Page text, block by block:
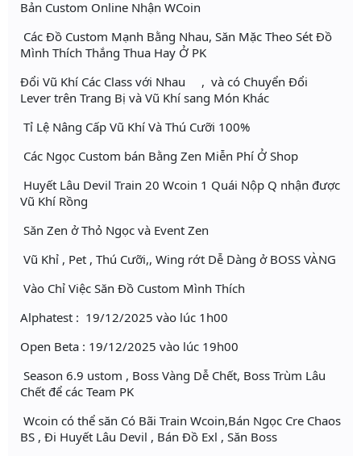
Bản Custom Online Nhận WCoin
Các Đồ Custom Mạnh Bằng Nhau, Săn Mặc Theo Sét Đồ
Mình Thích Thắng Thua Hay Ở PK
Đổi Vũ Khí Các Class với Nhau , và có Chuyển Đổi
Lever trên Trang Bị và Vũ Khí sang Món Khác
Tỉ Lệ Nâng Cấp Vũ Khí Và Thú Cưỡi 100%
Các Ngọc Custom bán Bằng Zen Miễn Phí Ở Shop
Huyết Lâu Devil Train 20 Wcoin 1 Quái Nộp Q nhận được
Vũ Khí Rồng
Săn Zen ở Thỏ Ngọc và Event Zen
Vũ Khỉ , Pet , Thú Cưỡi,, Wing rớt Dễ Dàng ở BOSS VÀNG
Vào Chỉ Việc Săn Đồ Custom Mình Thích
Alphatest : 19/12/2025 vào lúc 1h00
Open Beta : 19/12/2025 vào lúc 19h00
Season 6.9 ustom , Boss Vàng Dễ Chết, Boss Trùm Lâu
Chết để các Team PK
Wcoin có thể săn Có Bãi Train Wcoin,Bán Ngọc Cre Chaos
BS , Đi Huyết Lâu Devil , Bán Đồ Exl , Săn Boss